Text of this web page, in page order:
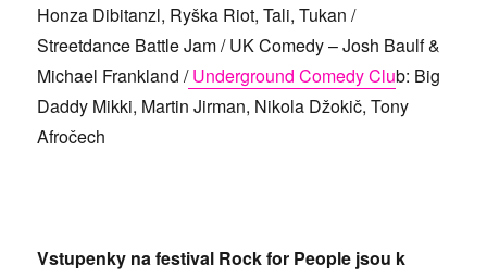
Honza Dibitanzl, Ryška Riot, Tali, Tukan /
Streetdance Battle Jam / UK Comedy – Josh Baulf &
Michael Frankland /Underground Comedy Club: Big
Daddy Mikki, Martin Jirman, Nikola Džokič, Tony
Afročech
Vstupenky na festival Rock for People jsou k